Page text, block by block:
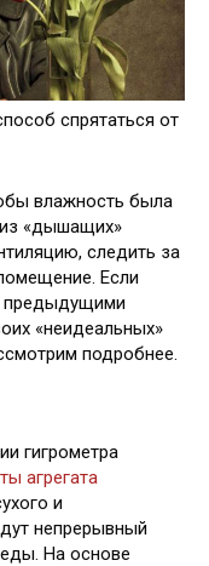
спрятаться от
влажность была
«дышащих»
следить за
Если
предыдущими
«неидеальных»
подробнее.
гигрометра
агрегата
и
непрерывный
На основе